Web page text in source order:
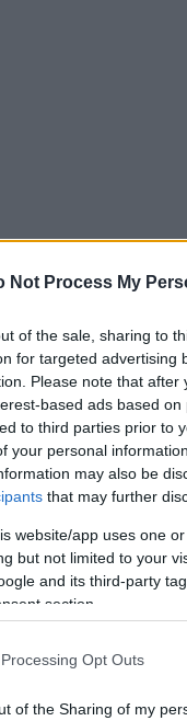
Not Process My
of the sale, sharing to
for targeted advertising
Please note that
based ads based
to third parties prior to
your personal
may also be
that may further
website/app uses one
but not limited to your
and its third-party
section.
Opt Outs
of the Sharing of my